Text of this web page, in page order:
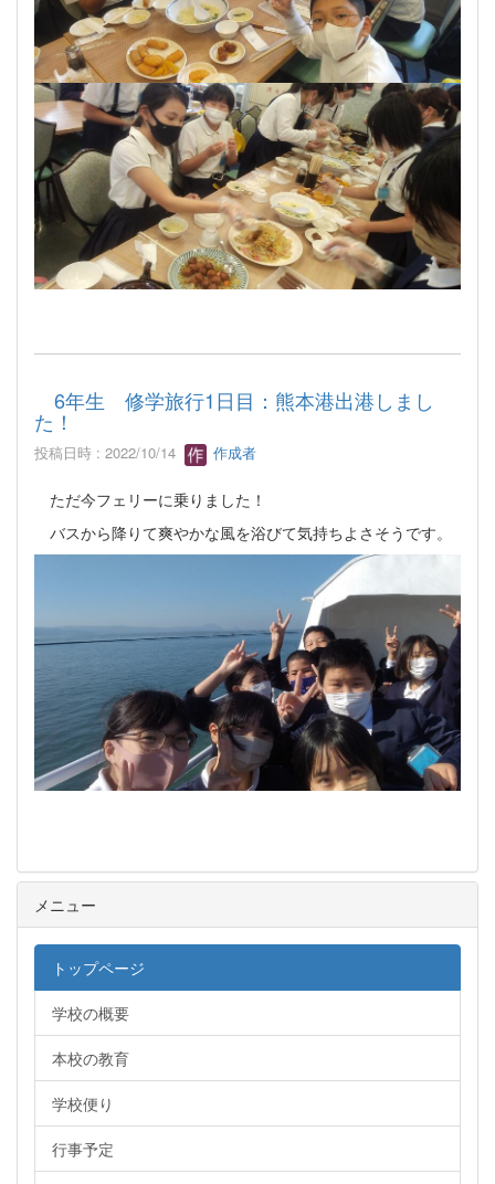
6年生 修学旅行1日目：熊本港出港しまし
た！
投稿日時 : 2022/10/14 作成者
ただ今フェリーに乗りました！
バスから降りて爽やかな風を浴びて気持ちよさそうです。
メニュー
トップページ
学校の概要
本校の教育
学校便り
行事予定